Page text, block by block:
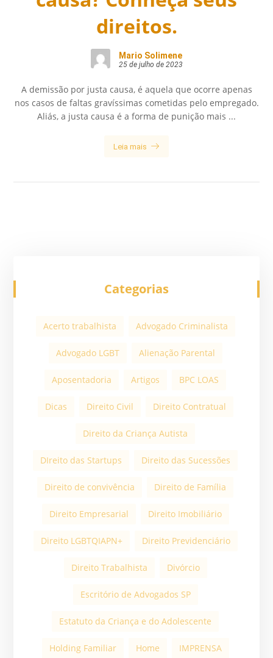
direitos.
Mario Solimene
25 de julho de 2023
A demissão por justa causa, é aquela que ocorre apenas
nos casos de faltas gravíssimas cometidas pelo empregado.
Aliás, a justa causa é a forma de punição mais ...
Leia mais
Categorias
Acerto trabalhista Advogado Criminalista
Advogado LGBT Alienação Parental
Aposentadoria Artigos BPC LOAS
Dicas Direito Civil Direito Contratual
Direito da Criança Autista
DIreito das Startups Direito das Sucessões
Direito de convivência Direito de Família
Direito Empresarial Direito Imobiliário
Direito LGBTQIAPN+ Direito Previdenciário
Direito Trabalhista Divórcio
Escritório de Advogados SP
Estatuto da Criança e do Adolescente
Holding Familiar Home IMPRENSA